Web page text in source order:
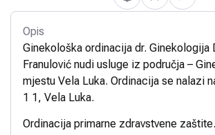
Opis
Ginekološka ordinacija dr. Ginekologija
Franulović nudi usluge iz područja –
mjestu Vela Luka. Ordinacija se nalazi
1 1, Vela Luka.
Ordinacija primarne zdravstvene zaštite.